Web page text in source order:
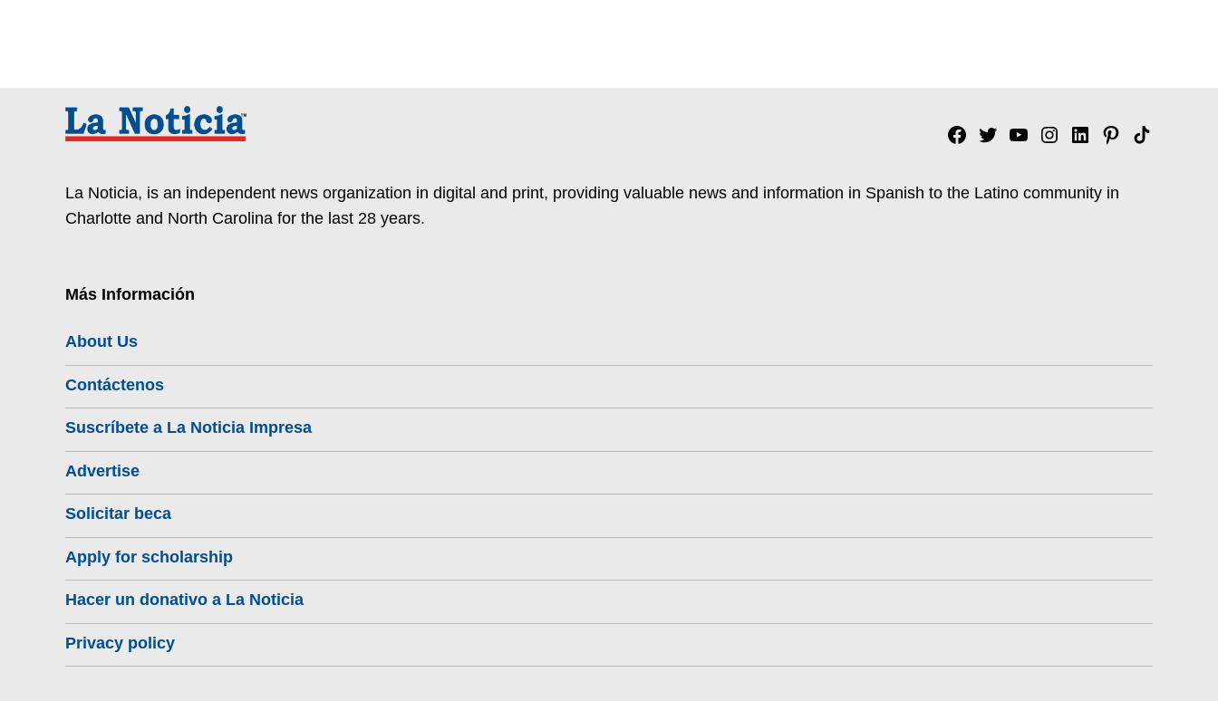
Facebook
TwitterYouTubeInstagram
Linkedin
Pinterest
Tik
La Noticia, is an independent news organization in digital and print, providing valuable news and information in Spanish to the Latino community in
Charlotte and North Carolina for the last 28 years.
Más Información
About Us
Contáctenos
Suscríbete a La Noticia Impresa
Advertise
Solicitar beca
Apply for scholarship
Hacer un donativo a La Noticia
Privacy policy